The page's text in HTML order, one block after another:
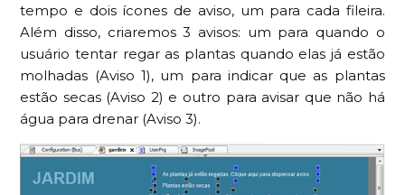
tempo e dois ícones de aviso, um para cada fileira.
Além disso, criaremos 3 avisos: um para quando o
usuário tentar regar as plantas quando elas já estão
molhadas (Aviso 1), um para indicar que as plantas
estão secas (Aviso 2) e outro para avisar que não há
água para drenar (Aviso 3).